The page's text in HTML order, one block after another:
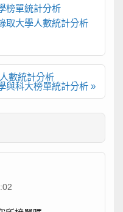
榜單統計分析
取大學人數統計分析
數統計分析
與科大榜單統計分析 »